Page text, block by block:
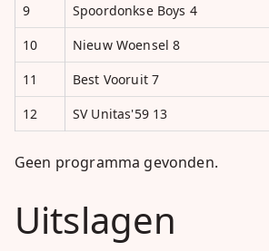
9
Spoordonkse Boys 4
10
Nieuw Woensel 8
11
Best Vooruit 7
12
SV Unitas'59 13
Geen programma gevonden.
Uitslagen